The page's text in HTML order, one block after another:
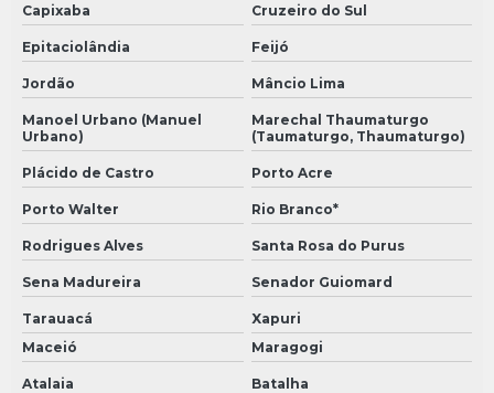
Capixaba Cruzeiro do Sul
Epitaciolândia Feijó
Jordão Mâncio Lima
Manoel Urbano (Manuel
Urbano)
Marechal Thaumaturgo
(Taumaturgo, Thaumaturgo)
Plácido de Castro Porto Acre
Porto Walter Rio Branco*
Rodrigues Alves Santa Rosa do Purus
Sena Madureira Senador Guiomard
Tarauacá
Xapuri
Maceió
Maragogi
Atalaia Batalha